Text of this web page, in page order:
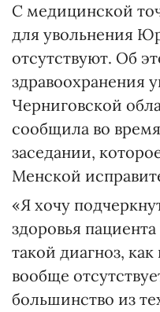
С медицинской
для увольнения
отсутствуют. Об
здравоохранения
Черниговской
сообщила во
заседании,
Менской
«Я хочу
здоровья
такой диагноз,
вообще
большинство из